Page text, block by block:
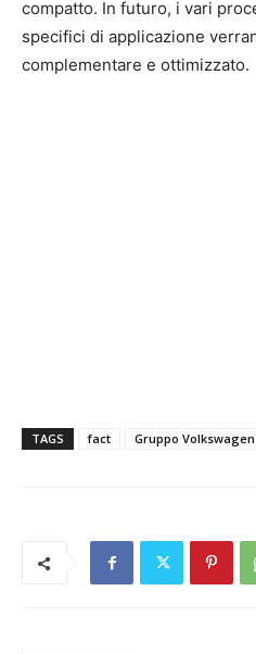
compatto. In futuro, i vari
specifici di applicazione
complementare e ottimizzato.
TAGS fact Gruppo Volkswagen